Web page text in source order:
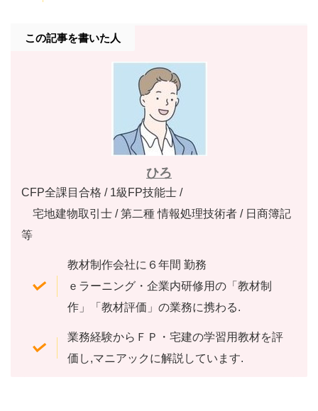
この記事を書いた人
ひろ
CFP全課目合格 / 1級FP技能士 /
宅地建物取引士 / 第二種 情報処理技術者 / 日商簿記
等
教材制作会社に６年間 勤務
ｅラーニング・企業内研修用の「教材制
作」「教材評価」の業務に携わる.
業務経験からＦＰ・宅建の学習用教材を評
価し,マニアックに解説しています.